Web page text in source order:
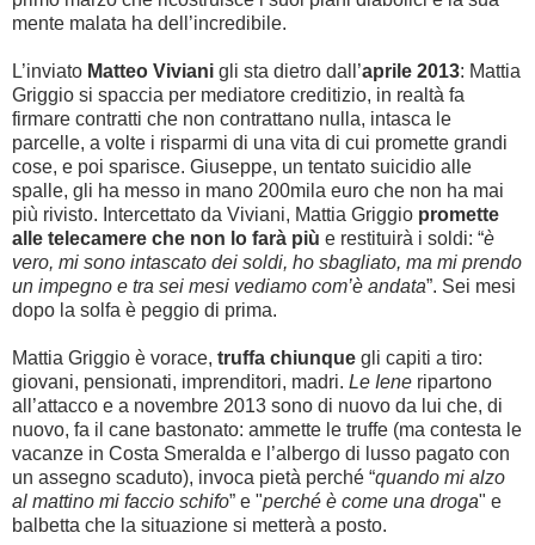
mente malata ha dell’incredibile.
L’inviato Matteo Viviani gli sta dietro dall’aprile 2013: Mattia
Griggio si spaccia per mediatore creditizio, in realtà fa
firmare contratti che non contrattano nulla, intasca le
parcelle, a volte i risparmi di una vita di cui promette grandi
cose, e poi sparisce. Giuseppe, un tentato suicidio alle
spalle, gli ha messo in mano 200mila euro che non ha mai
più rivisto. Intercettato da Viviani, Mattia Griggio promette
alle telecamere che non lo farà più e restituirà i soldi: “è
vero, mi sono intascato dei soldi, ho sbagliato, ma mi prendo
un impegno e tra sei mesi vediamo com’è andata”. Sei mesi
dopo la solfa è peggio di prima.
Mattia Griggio è vorace, truffa chiunque gli capiti a tiro:
giovani, pensionati, imprenditori, madri. Le Iene ripartono
all’attacco e a novembre 2013 sono di nuovo da lui che, di
nuovo, fa il cane bastonato: ammette le truffe (ma contesta le
vacanze in Costa Smeralda e l’albergo di lusso pagato con
un assegno scaduto), invoca pietà perché “quando mi alzo
al mattino mi faccio schifo” e "perché è come una droga" e
balbetta che la situazione si metterà a posto.